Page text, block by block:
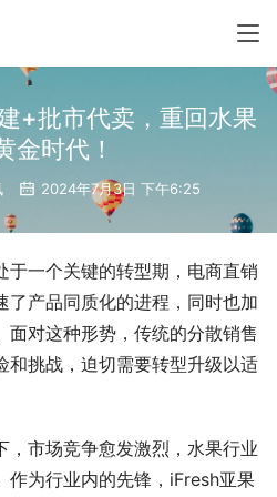
+批市代卖，重回水果
金时代！
2024年7月3日 下午6:25
于一个关键的转型期，电商直销
了产品同质化的进程，同时也加
面对这种形势，传统的分散销售
和挑战，迫切需要转型升级以适
，市场竞争愈发激烈，水果行业
作为行业内的先锋，iFresh亚果